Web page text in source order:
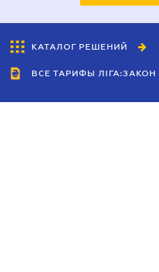
КАТАЛОГ РЕШЕНИЙ
ВСЕ ТАРИФЫ ЛІГА:ЗАКОН